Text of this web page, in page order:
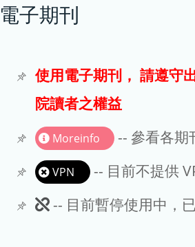
電子期刊
使用電子期刊， 請遵守
院讀者之權益
Moreinfo -- 參看各期
VPN
-- 目前不提供
此
-- 目前暫停使用中，